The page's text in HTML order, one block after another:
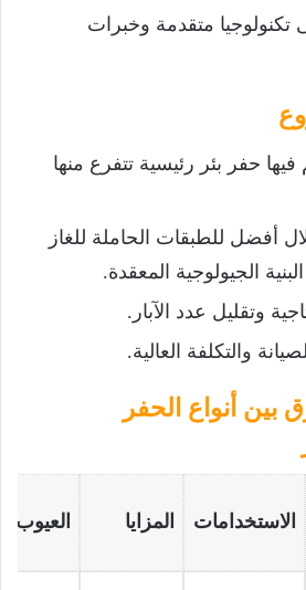
تكنولوجيا متقدمة وخبرات
فيها حفر بئر رئيسية تتفرع منها
أفضل للطبقات الحاملة للغاز
الجيولوجية المعقدة.
وتقليل عدد الآبار.
والتكلفة العالية.
أنواع الحفر
الاستخدامات المزايا العيوب